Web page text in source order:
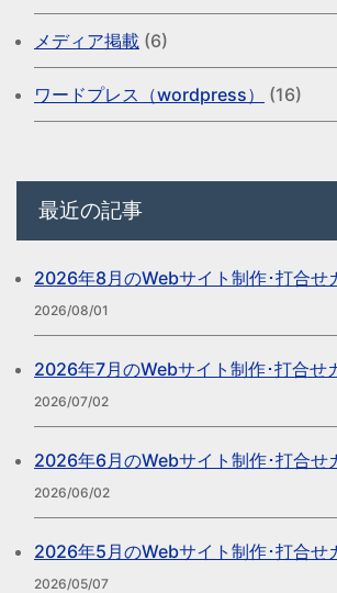
メディア掲載 (6)
ワードプレス（wordpress） (16)
最近の記事
2026年8月のWebサイト制作･打合せ
2026/08/01
2026年7月のWebサイト制作･打合せ
2026/07/02
2026年6月のWebサイト制作･打合せ
2026/06/02
2026年5月のWebサイト制作･打合せ
2026/05/07